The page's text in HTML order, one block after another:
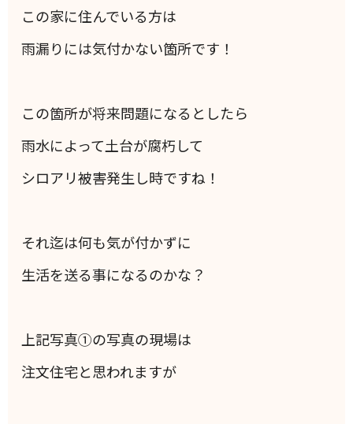
この家に住んでいる方は
雨漏りには気付かない箇所です！
この箇所が将来問題になるとしたら
雨水によって土台が腐朽して
シロアリ被害発生し時ですね！
それ迄は何も気が付かずに
生活を送る事になるのかな？
上記写真①の写真の現場は
注文住宅と思われますが